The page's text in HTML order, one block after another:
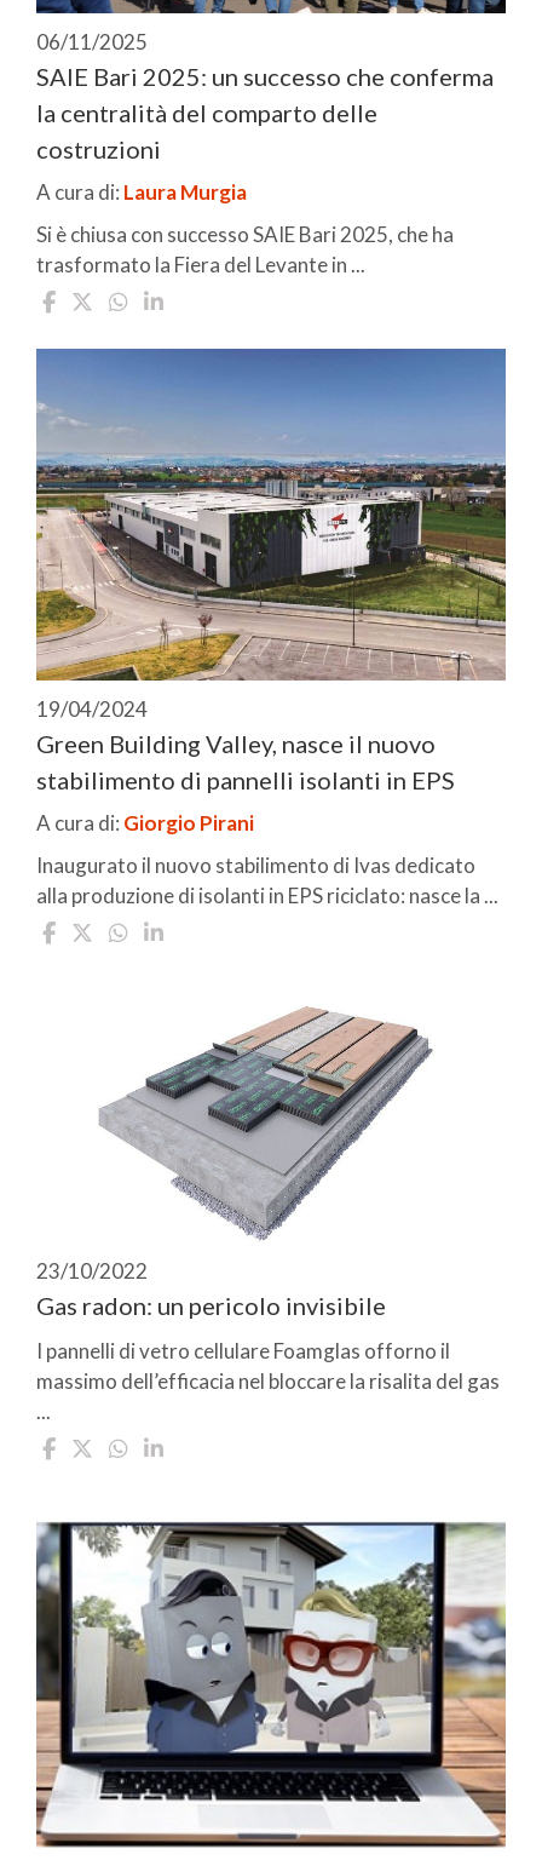
06/11/2025
SAIE Bari 2025: un successo che conferma
la centralità del comparto delle
costruzioni
A cura di: Laura Murgia
Si è chiusa con successo SAIE Bari 2025, che ha
trasformato la Fiera del Levante in ...
19/04/2024
Green Building Valley, nasce il nuovo
stabilimento di pannelli isolanti in EPS
A cura di: Giorgio Pirani
Inaugurato il nuovo stabilimento di Ivas dedicato
alla produzione di isolanti in EPS riciclato: nasce la ...
23/10/2022
Gas radon: un pericolo invisibile
I pannelli di vetro cellulare Foamglas offorno il
massimo dell’efficacia nel bloccare la risalita del gas
...